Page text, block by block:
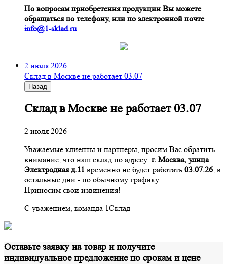
По вопросам приобретения продукции Вы можете
обращаться по телефону, или по электронной почте
info@1-sklad.ru
2 июля 2026
Склад в Москве не работает 03.07
Назад
Склад в Москве не работает 03.07
2 июля 2026
Уважаемые клиенты и партнеры, просим Вас обратить
внимание, что наш склад по адресу: г. Москва, улица
Электродная д.11 временно не будет работать 03.07.26, в
остальные дни - по обычному графику.
Приносим свои извинения!
С уважением, команда 1Склад
Оставьте заявку на товар и получите
индивидуальное предложение по срокам и цене